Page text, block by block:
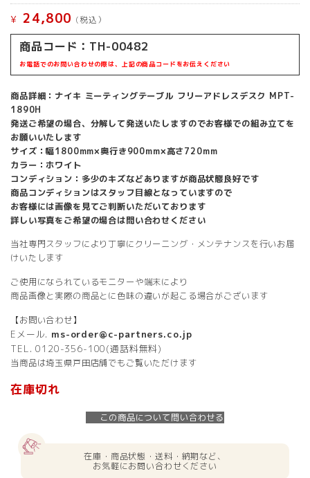
¥ 24,800 (税込）
商品コード：TH-00482
お電話でのお問い合わせの際は、上記の商品コードをお伝えください
商品詳細：ナイキ ミーティングテーブル フリーアドレスデスク MPT-
1890H
発送ご希望の場合、分解して発送いたしますのでお客様での組み立てを
お願いいたします
サイズ：幅1800mm×奥行き900mm×高さ720mm
カラー：ホワイト
コンディション：多少のキズなどありますが商品状態良好です
商品コンディションはスタッフ目線となっていますので
お客様には画像を見てご判断いただいております
詳しい写真をご希望の場合は問い合わせください
当社専門スタッフにより丁寧にクリーニング・メンテナンスを行いお届
けいたします
ご使用になられているモニターや端末により
商品画像と実際の商品とに色味の違いが起こる場合がございます
【お問い合わせ】
Eメール. ms-order@c-partners.co.jp
TEL. 0120-356-100(通話料無料)
当商品は埼玉県戸田店舗でもご覧いただけます
在庫切れ
この商品について問い合わせる
在庫・商品状態・送料・納期など、
お気軽にお問い合わせください